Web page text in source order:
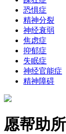
恐惧症
精神分裂
神经衰弱
焦虑症
抑郁症
失眠症
神经官能症
精神障碍
愿帮助